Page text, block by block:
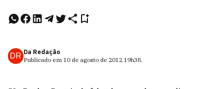
DR Da Redação
Publicado em 10 de agosto de 2012 19h38.